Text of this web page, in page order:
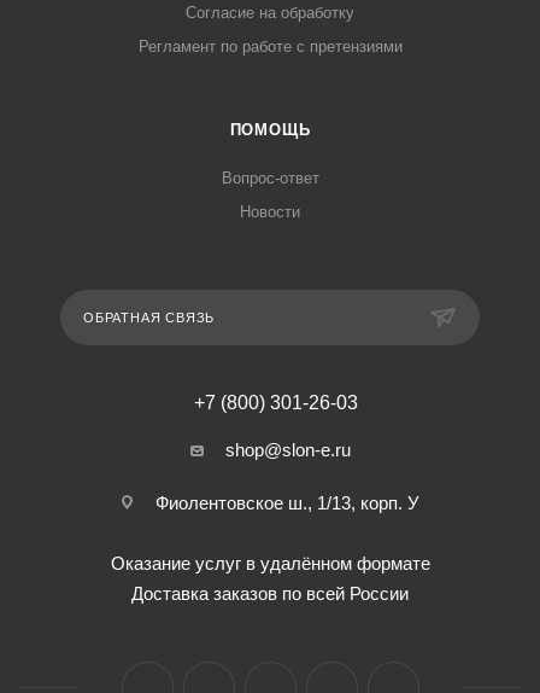
Согласие на обработку
Регламент по работе с претензиями
ПОМОЩЬ
Вопрос-ответ
Новости
ОБРАТНАЯ СВЯЗЬ
+7 (800) 301-26-03
shop@slon-e.ru
Фиолентовское ш., 1/13, корп. У
Оказание услуг в удалённом формате
Доставка заказов по всей России